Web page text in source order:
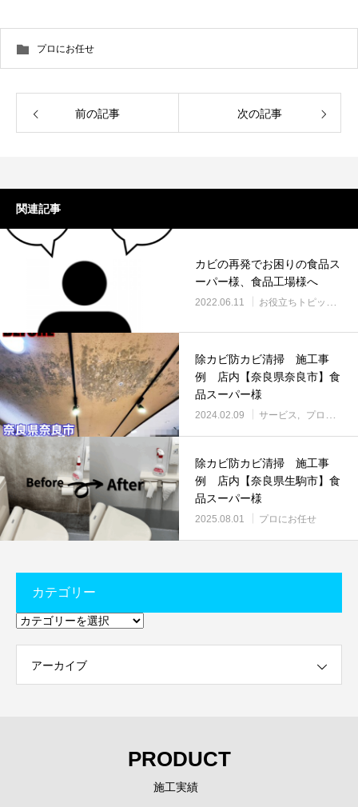
プロにお任せ
前の記事 次の記事
関連記事
カビの再発でお困りの食品ス
ーパー様、食品工場様へ
2022.06.11 お役立ちトピック
除カビ防カビ清掃 施工事
例 店内【奈良県奈良市】食
品スーパー様
2024.02.09 サービス プロにお任せ
除カビ防カビ清掃 施工事
例 店内【奈良県生駒市】食
品スーパー様
2025.08.01 プロにお任せ
カテゴリー
カ
テ
アーカイブ
PRODUCT
施工実績